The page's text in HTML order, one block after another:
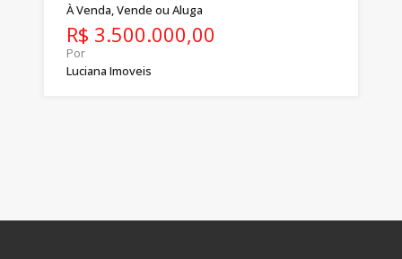
À Venda, Vende ou Aluga
R$ 3.500.000,00
Por
Luciana Imoveis